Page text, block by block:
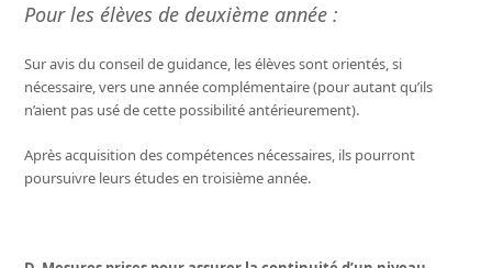
Pour les élèves de deuxième année :
Sur avis du conseil de guidance, les élèves sont orientés, si
nécessaire, vers une année complémentaire (pour autant qu’ils
n’aient pas usé de cette possibilité antérieurement).
Après acquisition des compétences nécessaires, ils pourront
poursuivre leurs études en troisième année.